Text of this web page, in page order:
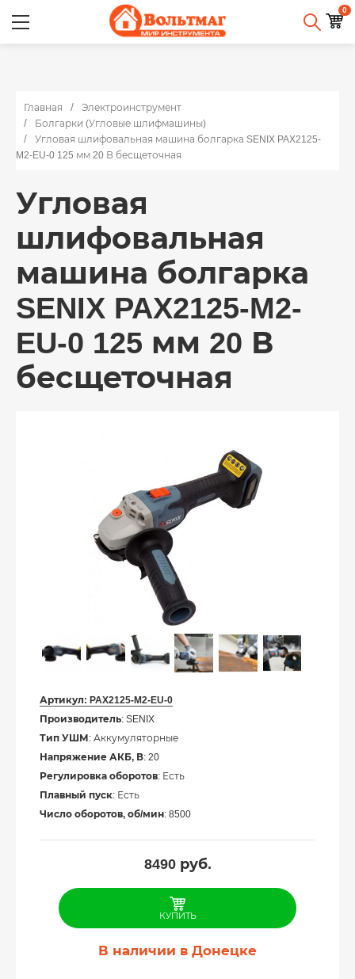
0
Главная
Электроинструмент
Болгарки (Угловые шлифмашины)
Угловая шлифовальная машина болгарка SENIX PAX2125-
M2-EU-0 125 мм 20 В бесщеточная
Угловая
шлифовальная
машина болгарка
SENIX PAX2125-M2-
EU-0 125 мм 20 В
бесщеточная
Артикул: PAX2125-M2-EU-0
Производитель: SENIX
Тип УШМ : Аккумуляторные
Напряжение АКБ, В: 20
Регулировка оборотов: Есть
Плавный пуск: Есть
Число оборотов, об/мин: 8500
8490руб.
КУПИТЬ
В наличии в Донецке